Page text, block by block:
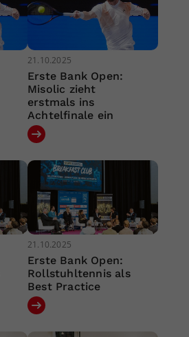
21.10.2025
Erste Bank Open:
Misolic zieht
erstmals ins
Achtelfinale ein
21.10.2025
Erste Bank Open:
Rollstuhltennis als
Best Practice